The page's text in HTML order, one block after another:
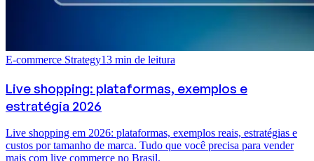
E-commerce Strategy13 min de leitura
Live shopping: plataformas, exemplos e
estratégia 2026
Live shopping em 2026: plataformas, exemplos reais, estratégias e
custos por tamanho de marca. Tudo que você precisa para vender
mais com live commerce no Brasil.